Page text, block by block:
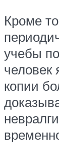
Кроме
учебы
человек
копии